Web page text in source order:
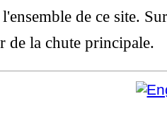
de ce site.
de la chute principale.